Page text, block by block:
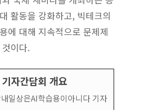
활동을 강화하고, 빅테크의
에 대해 지속적으로 문제제
이다.
자간담회 개요
일상은AI학습용이아니다 기자